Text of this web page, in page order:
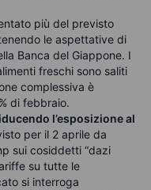
più del previsto
le aspettative di
Banca del Giappone. I
freschi sono saliti
complessiva è
di febbraio.
l’esposizione al
per il 2 aprile da
sui cosiddetti “dazi
su tutte le
si interroga